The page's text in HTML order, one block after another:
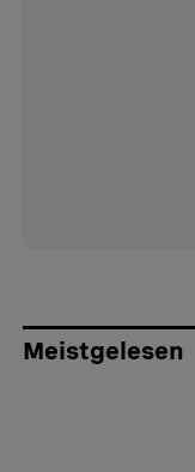
Meistgelesen